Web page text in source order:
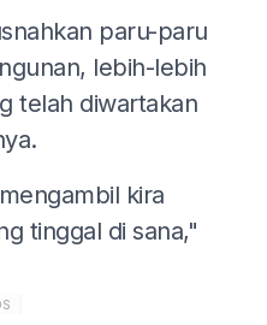
paru-paru
lebih-lebih
telah diwartakan
kira
tinggal di sana,"